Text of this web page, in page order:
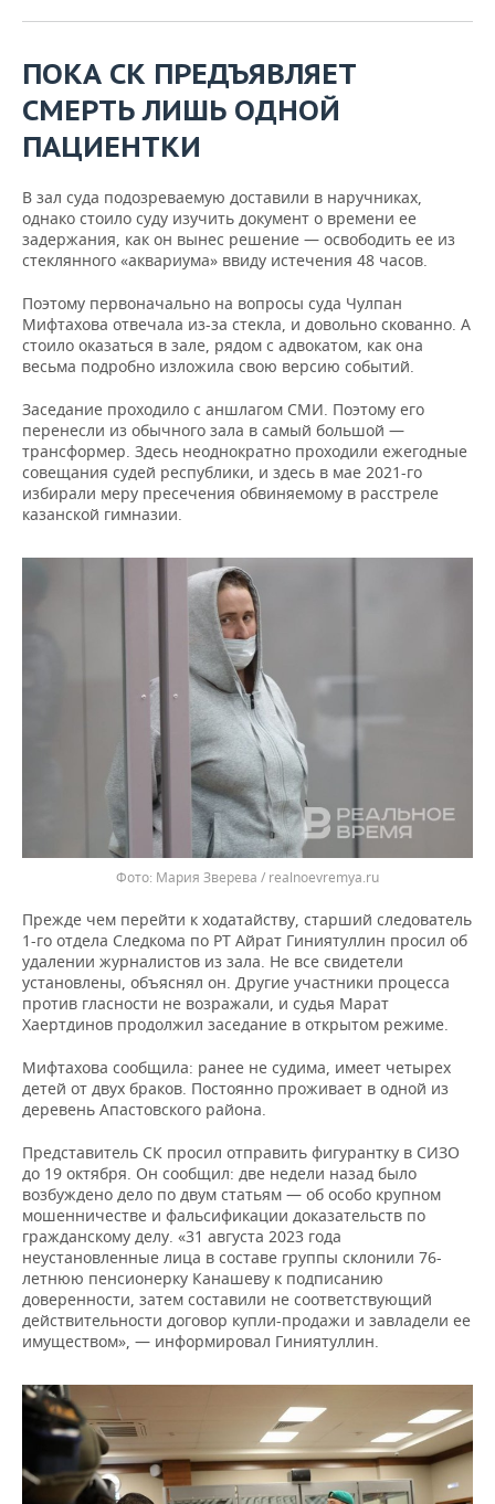
ПОКА СК ПРЕДЪЯВЛЯЕТ
СМЕРТЬ ЛИШЬ ОДНОЙ
ПАЦИЕНТКИ
В зал суда подозреваемую доставили в наручниках,
однако стоило суду изучить документ о времени ее
задержания, как он вынес решение — освободить ее из
стеклянного «аквариума» ввиду истечения 48 часов.
Поэтому первоначально на вопросы суда Чулпан
Мифтахова отвечала из-за стекла, и довольно скованно. А
стоило оказаться в зале, рядом с адвокатом, как она
весьма подробно изложила свою версию событий.
Заседание проходило с аншлагом СМИ. Поэтому его
перенесли из обычного зала в самый большой —
трансформер. Здесь неоднократно проходили ежегодные
совещания судей республики, и здесь в мае 2021-го
избирали меру пресечения обвиняемому в расстреле
казанской гимназии.
Мария Зверева / realnoevremya.ru
Прежде чем перейти к ходатайству, старший следователь
1-го отдела Следкома по РТ Айрат Гиниятуллин просил об
удалении журналистов из зала. Не все свидетели
установлены, объяснял он. Другие участники процесса
против гласности не возражали, и судья Марат
Хаертдинов продолжил заседание в открытом режиме.
Мифтахова сообщила: ранее не судима, имеет четырех
детей от двух браков. Постоянно проживает в одной из
деревень Апастовского района.
Представитель СК просил отправить фигурантку в СИЗО
до 19 октября. Он сообщил: две недели назад было
возбуждено дело по двум статьям — об особо крупном
мошенничестве и фальсификации доказательств по
гражданскому делу. «31 августа 2023 года
неустановленные лица в составе группы склонили 76-
летнюю пенсионерку Канашеву к подписанию
доверенности, затем составили не соответствующий
действительности договор купли-продажи и завладели ее
имуществом», — информировал Гиниятуллин.